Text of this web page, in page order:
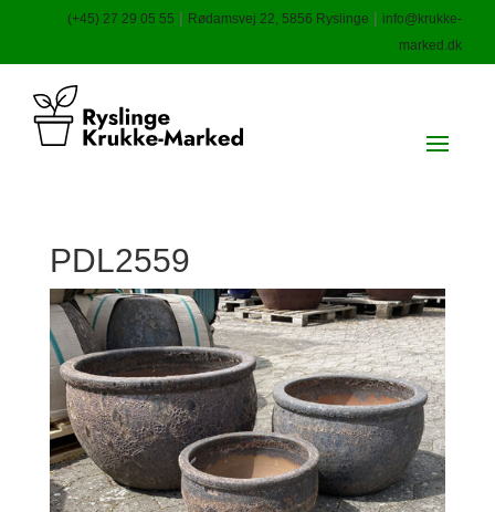
(+45) 27 29 05 55 | Rødamsvej 22, 5856 Ryslinge | info@krukke-
marked.dk
PDL2559